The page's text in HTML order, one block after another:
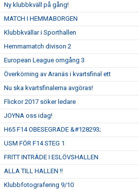
Ny klubbkväll på gång!
MATCH I HEMMABORGEN
Klubbkvällar i Sporthallen
Hemmamatch divison 2
European League omgång 3
Överkörning av Aranäs i kvartsfinal ett
Nu ska kvartsfinalerna avgöras!
Flickor 2017 söker ledare
JOYNA oss idag!
H65 F14 OBESEGRADE &#128293;
USM FÖR F14 STEG 1
FRITT INTRÄDE I ESLÖVSHALLEN
ALLA TILL HALLEN !!
Klubbfotografering 9/10